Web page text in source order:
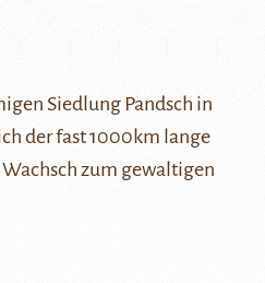
Siedlung Pandsch in
der fast 1000km lange
Wachsch zum gewaltigen